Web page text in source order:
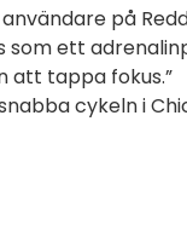
på
ett
att tappa fokus.”
cykeln i